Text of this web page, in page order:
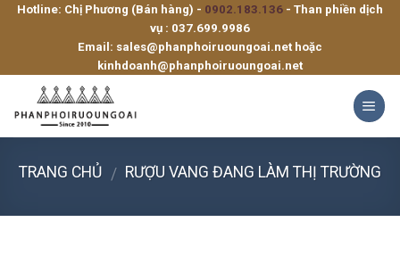
SkipHotline: Chị Phương (Bán hàng) - 0902.183.136 - Than phiền dịch
vụ : 037.699.9986
Email: sales@phanphoiruoungoai.net hoặc
kinhdoanh@phanphoiruoungoai.net
TRANG CHỦ / RƯỢU VANG ĐANG LÀM THỊ TRƯỜNG